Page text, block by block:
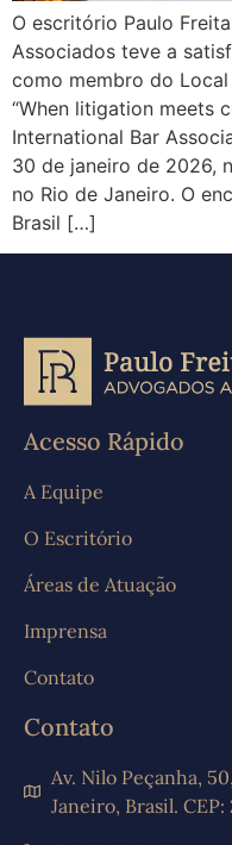
O escritório Paulo
Associados teve a
como membro do
“When litigation meets
International Bar
30 de janeiro de 2026,
no Rio de Janeiro. O
Brasil […]
Acesso Rápido
A Equipe
O Escritório
Áreas de Atuação
Imprensa
Contato
Contato
Av. Nilo Peçanha,
Janeiro, Brasil.